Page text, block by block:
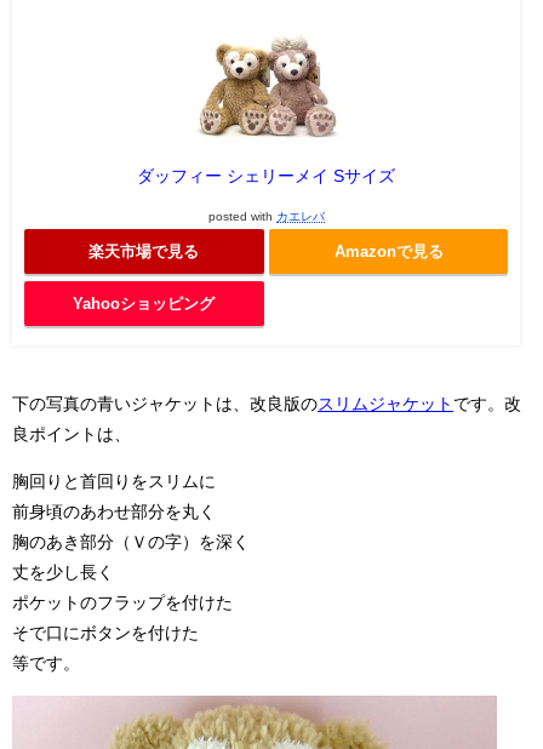
ダッフィー シェリーメイ Sサイズ
posted with カエレバ
楽天市場で見る Amazonで見る
Yahooショッピング
下の写真の青いジャケットは、改良版のスリムジャケット です。改
良ポイントは、
胸回りと首回りをスリムに
前身頃のあわせ部分を丸く
胸のあき部分（Ｖの字）を深く
丈を少し長く
ポケットのフラップを付けた
そで口にボタンを付けた
等です。